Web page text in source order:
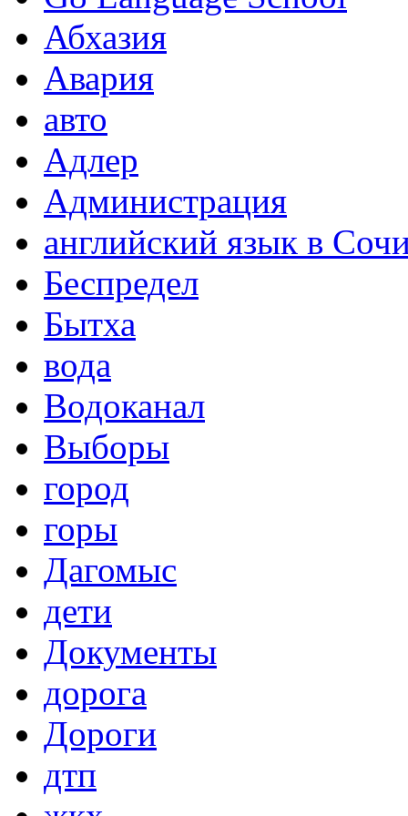
Абхазия
Авария
авто
Адлер
Администрация
английский язык в
Беспредел
Бытха
вода
Водоканал
Выборы
город
горы
Дагомыс
дети
Документы
дорога
Дороги
дтп